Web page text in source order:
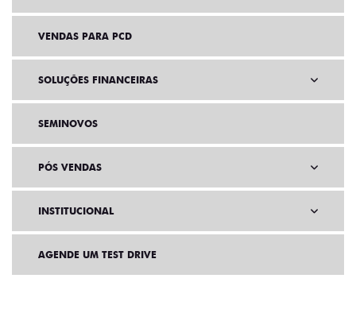
VENDAS PARA PCD
SOLUÇÕES FINANCEIRAS
SEMINOVOS
PÓS VENDAS
INSTITUCIONAL
AGENDE UM TEST DRIVE